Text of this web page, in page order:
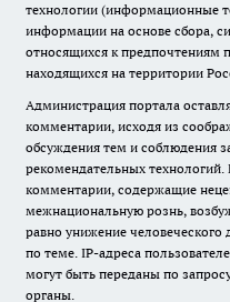
технологии (информационные
информации на основе сбора,
относящихся к предпочтениям
находящихся на территории
Администрация портала
комментарии, исходя из
обсуждения тем и соблюдения
рекомендательных технологий.
комментарии, содержащие
межнациональную рознь,
равно унижение
по теме. IP-адреса
могут быть переданы по
органы.